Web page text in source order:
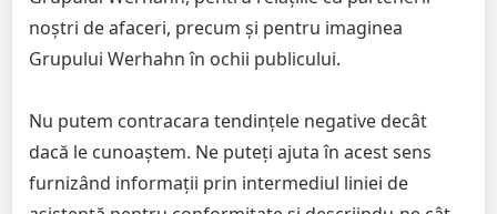
noștri de afaceri, precum și pentru imaginea
Grupului Werhahn în ochii publicului.
Nu putem contracara tendințele negative decât
dacă le cunoaștem. Ne puteți ajuta în acest sens
furnizând informații prin intermediul liniei de